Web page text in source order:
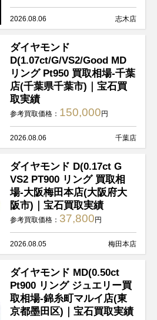
2026.08.06 志木店
ダイヤモンド
D(1.07ct/G/VS2/Good MD
リング Pt950 買取相場-千葉
店(千葉県千葉市)｜宝石買
取実績
参考買取価格： 150,000円
2026.08.06 千葉店
ダイヤモンド D(0.17ct G
VS2 PT900 リング 買取相
場-大阪梅田本店(大阪府大
阪市)｜宝石買取実績
参考買取価格： 37,800円
2026.08.05 梅田本店
ダイヤモンド MD(0.50ct
Pt900 リング ジュエリー買
取相場-錦糸町マルイ店(東
京都墨田区)｜宝石買取実績